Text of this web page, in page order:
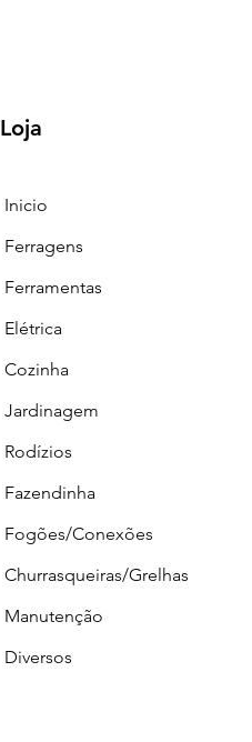
Loja
Inicio
Ferragens
Ferramentas
Elétrica
Cozinha
Jardinagem
Rodízios
Fazendinha
Fogões/Conexões
Churrasqueiras/Grelhas
Manutenção
Diversos